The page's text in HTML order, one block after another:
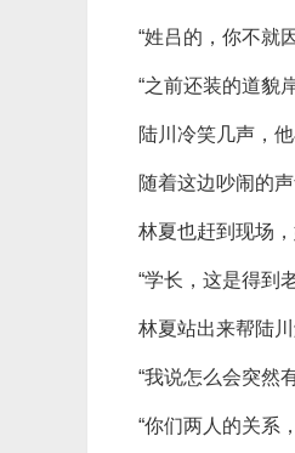
“姓吕的，你不就
“之前还装的道貌
陆川冷笑几声，
随着这边吵闹的
林夏也赶到现场
“学长，这是得到
林夏站出来帮陆
“我说怎么会突然
“你们两人的关系